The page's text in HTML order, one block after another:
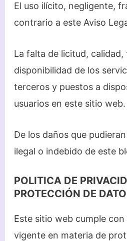
El uso ilícito, negligente,
contrario a este Aviso
La falta de licitud,
disponibilidad de los
terceros y puestos a
usuarios en este sitio web.
De los daños que
ilegal o indebido de este
POLITICA DE
PROTECCIÓN DE
Este sitio web cumple
vigente en materia de